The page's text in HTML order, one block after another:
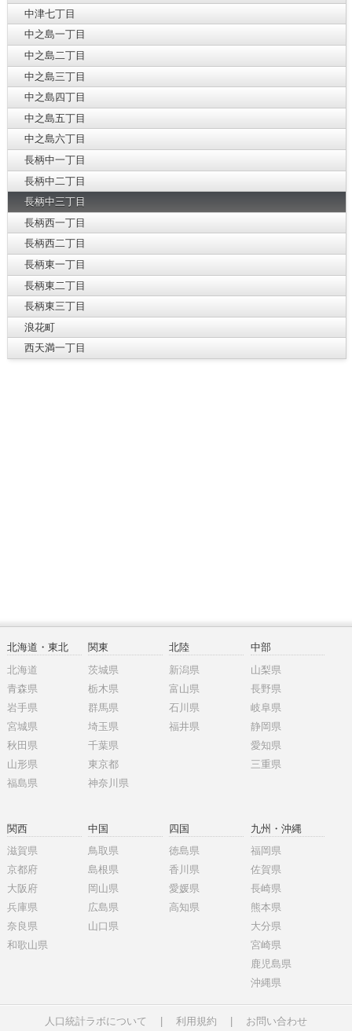
中津七丁目
中之島一丁目
中之島二丁目
中之島三丁目
中之島四丁目
中之島五丁目
中之島六丁目
長柄中一丁目
長柄中二丁目
長柄中三丁目
長柄西一丁目
長柄西二丁目
長柄東一丁目
長柄東二丁目
長柄東三丁目
浪花町
西天満一丁目
北海道・東北
北海道
青森県
岩手県
宮城県
秋田県
山形県
福島県
関東
茨城県
栃木県
群馬県
埼玉県
千葉県
東京都
神奈川県
北陸
新潟県
富山県
石川県
福井県
中部
山梨県
長野県
岐阜県
静岡県
愛知県
三重県
関西
滋賀県
京都府
大阪府
兵庫県
奈良県
和歌山県
中国
鳥取県
島根県
岡山県
広島県
山口県
四国
徳島県
香川県
愛媛県
高知県
九州・沖縄
福岡県
佐賀県
長崎県
熊本県
大分県
宮崎県
鹿児島県
沖縄県
人口統計ラボについて 利用規約 お問い合わせ